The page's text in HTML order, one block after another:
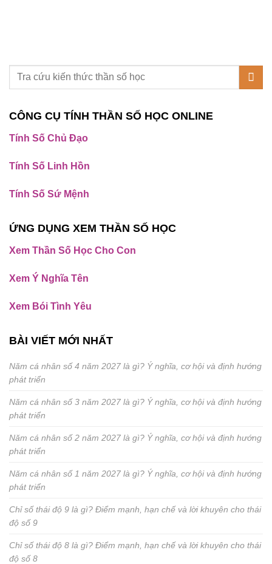
CÔNG CỤ TÍNH THẦN SỐ HỌC ONLINE
Tính Số Chủ Đạo
Tính Số Linh Hồn
Tính Số Sứ Mệnh
ỨNG DỤNG XEM THẦN SỐ HỌC
Xem Thần Số Học Cho Con
Xem Ý Nghĩa Tên
Xem Bói Tình Yêu
BÀI VIẾT MỚI NHẤT
Năm cá nhân số 4 năm 2027 là gì? Ý nghĩa, cơ hội và định hướng
phát triển
Năm cá nhân số 3 năm 2027 là gì? Ý nghĩa, cơ hội và định hướng
phát triển
Năm cá nhân số 2 năm 2027 là gì? Ý nghĩa, cơ hội và định hướng
phát triển
Năm cá nhân số 1 năm 2027 là gì? Ý nghĩa, cơ hội và định hướng
phát triển
Chỉ số thái độ 9 là gì? Điểm mạnh, hạn chế và lời khuyên cho thái
độ số 9
Chỉ số thái độ 8 là gì? Điểm mạnh, hạn chế và lời khuyên cho thái
độ số 8